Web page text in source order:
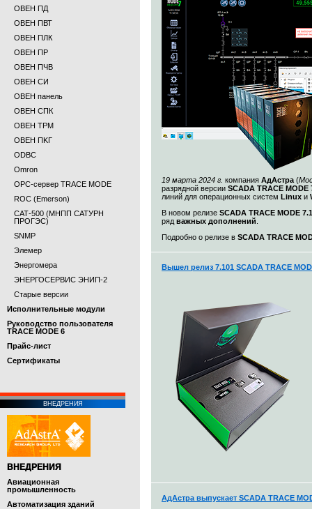
ОВЕН ПД
ОВЕН ПВТ
ОВЕН ПЛК
ОВЕН ПР
ОВЕН ПЧВ
ОВЕН СИ
ОВЕН панель
ОВЕН СПК
ОВЕН ТРМ
ОВЕН ПKГ
ODBC
Omron
OPC-сервер TRACE MODE
ROC (Emerson)
САТ-500 (МНПП САТУРН
ПРОГЭС)
SNMP
Элемер
Энергомера
ЭНЕРГОСЕРВИС ЭНИП-2
Старые версии
Исполнительные модули
Руководство пользователя
TRACE MODE 6
Прайс-лист
Cертификаты
ВНЕДРЕНИЯ
ВНЕДРЕНИЯ
Авиационная
промышленность
Автоматизация зданий
19 марта 2024 г. компания АдАстра (
разрядной версии SCADA TRACE MODE
линий для операционных систем Linux и
В новом релизе SCADA TRACE MODE
ряд важных дополнений
Подробно о релизе в SCADA TRACE
Вышел релиз 7.101 SCADA TRACE
АдАстра выпускает SCADA TRACE